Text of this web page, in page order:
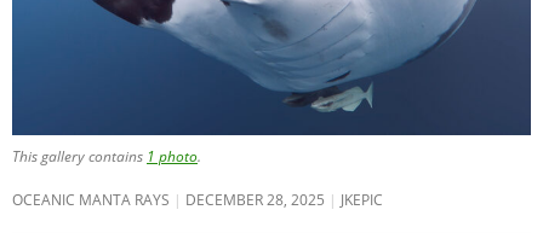
This gallery contains 1 photo.
OCEANIC MANTA RAYS DECEMBER 28, 2025 JKEPIC